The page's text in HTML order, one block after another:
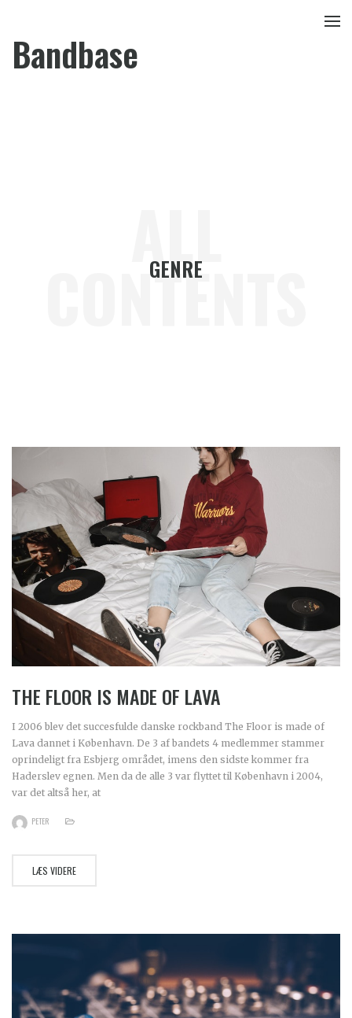
Bandbase
CONTENTS
GENRE
THE FLOOR IS MADE OF LAVA
I 2006 blev det succesfulde danske rockband The Floor is made of
Lava dannet i København. De 3 af bandets 4 medlemmer stammer
oprindeligt fra Esbjerg området, imens den sidste kommer fra
Haderslev egnen. Men da de alle 3 var flyttet til København i 2004,
var det altså her, at
PETER
LÆS VIDERE